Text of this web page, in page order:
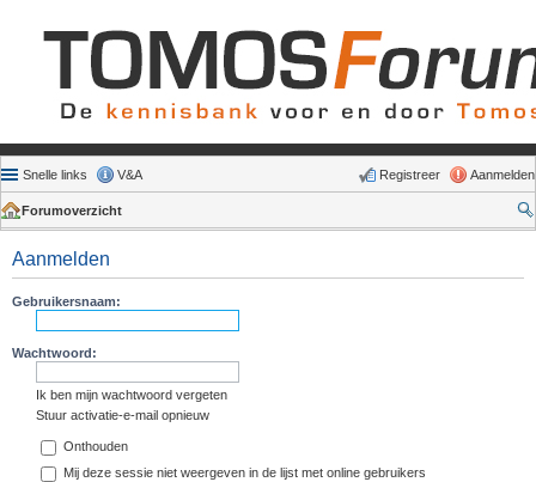
Snelle links V&A Aanmelden
Registreer
Forumoverzicht
Aanmelden
Gebruikersnaam:
Wachtwoord:
Ik ben mijn wachtwoord vergeten
Stuur activatie-e-mail opnieuw
Onthouden
Mij deze sessie niet weergeven in de lijst met online gebruikers